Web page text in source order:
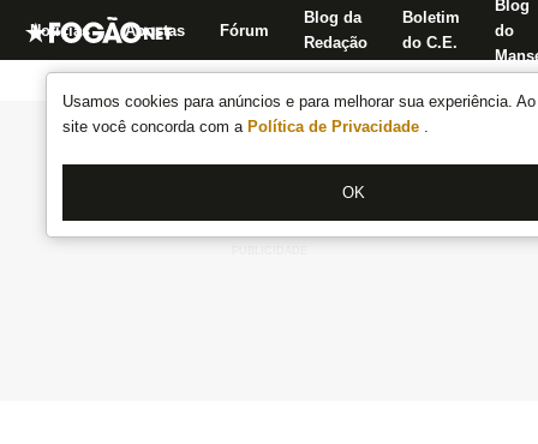
Usamos cookies para anúncios e para melhorar sua experiência.
site você concorda com a Política de Privacidade .
OK
Notícias Apostas Fórum
Blog da
Redação
Boletim
do C.E.
Blog
do